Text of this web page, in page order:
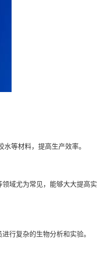
等材料，提高生产效率。
域尤为常见，能够大大提高实
行复杂的生物分析和实验。